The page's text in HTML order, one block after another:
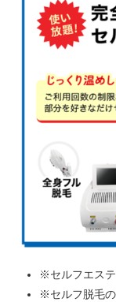
※セルフエステ
※セルフ脱毛